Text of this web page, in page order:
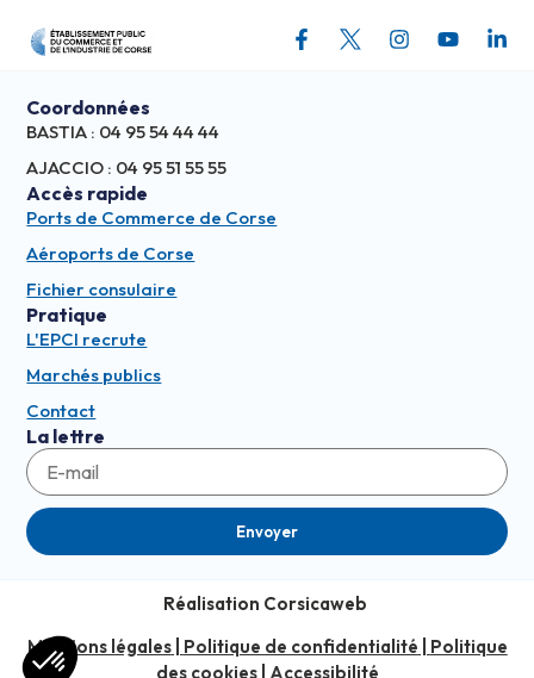
Coordonnées
BASTIA : 04 95 54 44 44
AJACCIO : 04 95 51 55 55
Accès rapide
Ports de Commerce de Corse
Aéroports de Corse
Fichier consulaire
Pratique
L'EPCI recrute
Marchés publics
Contact
La lettre
Envoyer
Réalisation Corsicaweb
Mentions légales| Politique de confidentialité
Politique
des cookies| Accessibilité